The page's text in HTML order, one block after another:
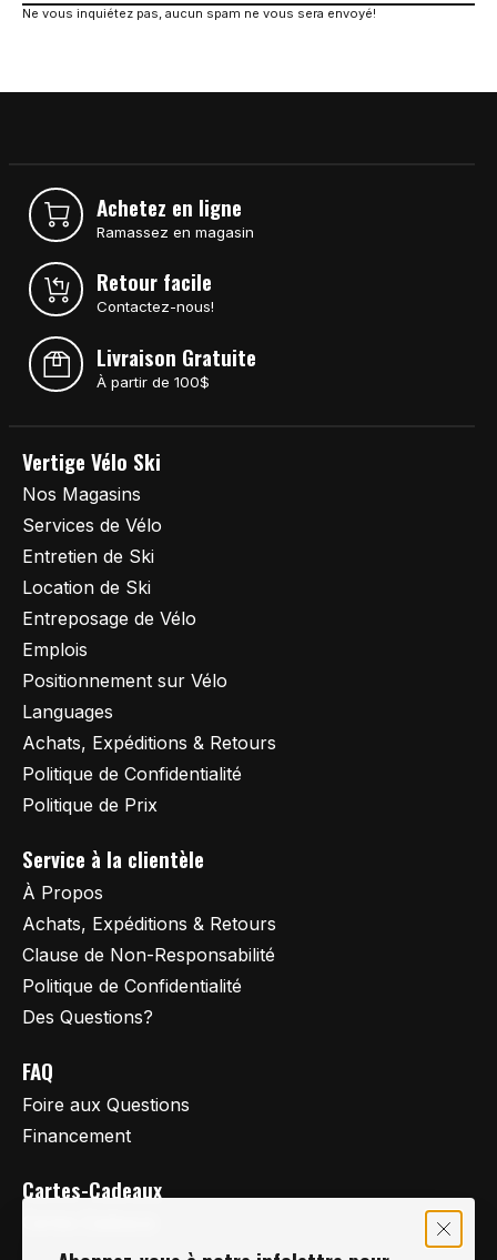
Ne vous inquiétez pas, aucun spam ne vous sera envoyé!
Achetez en ligne
Ramassez en magasin
Retour facile
Contactez-nous!
Livraison Gratuite
À partir de 100$
Vertige Vélo Ski
Nos Magasins
Services de Vélo
Entretien de Ski
Location de Ski
Entreposage de Vélo
Emplois
Positionnement sur Vélo
Languages
Achats, Expéditions & Retours
Politique de Confidentialité
Politique de Prix
Service à la clientèle
À Propos
Achats, Expéditions & Retours
Clause de Non-Responsabilité
Politique de Confidentialité
Des Questions?
FAQ
Foire aux Questions
Financement
Cartes-Cadeaux